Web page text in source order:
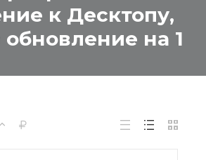
к Десктопу,
обновление на 1